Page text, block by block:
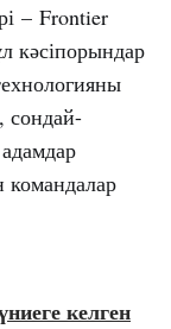
– Frontier
кәсіпорындар
сондай-
командалар
келген